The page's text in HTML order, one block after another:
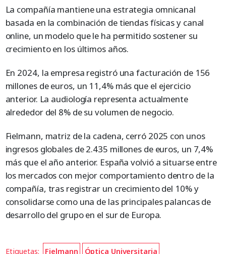
La compañía mantiene una estrategia omnicanal
basada en la combinación de tiendas físicas y canal
online, un modelo que le ha permitido sostener su
crecimiento en los últimos años.
En 2024, la empresa registró una facturación de 156
millones de euros, un 11,4% más que el ejercicio
anterior. La audiología representa actualmente
alrededor del 8% de su volumen de negocio.
Fielmann, matriz de la cadena, cerró 2025 con unos
ingresos globales de 2.435 millones de euros, un 7,4%
más que el año anterior. España volvió a situarse entre
los mercados con mejor comportamiento dentro de la
compañía, tras registrar un crecimiento del 10% y
consolidarse como una de las principales palancas de
desarrollo del grupo en el sur de Europa.
Etiquetas: Fielmann Óptica Universitaria